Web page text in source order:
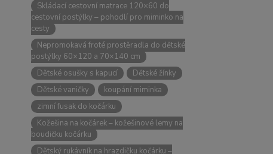
Skládací cestovní matrace 120×60 do
cestovní postýlky – pohodlí pro miminko na
cesty
Nepromokavá froté prostěradla do dětské
postýlky 60×120 a 70×140 cm
Dětské osušky s kapucí
Dětské žínky
Dětské vaničky
koupání miminka
zimní fusak do kočárku
Kožešina na kočárek – kožešinové lemy na
boudičku kočárku
Dětský rukávník na hrazdičku kočárku –